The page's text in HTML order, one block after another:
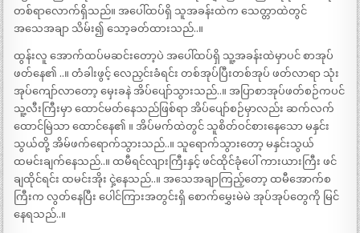
တစ်ရာလောက်ရှိသည်။ အပေါ်ထပ်ရှိ သူအခန်းထဲက သေတ္တာထဲတွင်
အသေအချာ သိမ်း၍ သော့ခတ်ထားသည်..။
ထွန်းလူ အောက်ထပ်မဆင်းတော့ပဲ အပေါ်ထပ်ရှိ သူ့အခန်းထဲမှာပင် စာအုပ်
ဖတ်နေ၏ ..။ တံခါးဖွင့် လေညှင်းခံရင်း တစ်အုပ်ပြီးတစ်အုပ် ဖတ်လာရာ သုံး
အုပ်ကျော်လာတော့ မှေးခနဲ အိပ်ပျော်သွားသည်..။ အပြာစာအုပ်ဖတ်စဉ်ကပင်
သူ့လီးကြီးမှာ ထောင်မတ်နေသည်ဖြစ်ရာ အိပ်ပျော်စဉ်မှာလည်း ဆက်လက်
ထောင်မြဲသာ ထောင်နေ၏ ။ အိပ်မက်ထဲတွင် သူစိတ်ဝင်စားနေသော မနှင်း
သွယ်တို့ အိမ်ဖက်ရောက်သွားသည်..။ သူရောက်သွားတော့ မနှင်းသွယ်
ထမင်းချက်နေသည်..။ ထမီရင်လျားကြီးနှင့် ဖင်ထိုင်ခုံပေါ် ကားယားကြီး ဖင်
ချထိုင်ရင်း ထမင်းအိုး ငှဲ့နေသည်..။ အသေအချာကြည့်တော့ ထမီအောက်စ
ကြီးက လွတ်နေပြီး ပေါင်ကြားအတွင်းရှိ စောက်မွှေးမဲမဲ အုပ်အုပ်တွေကို မြင်
နေရသည်..။